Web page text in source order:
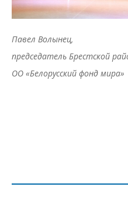
Павел Волынец,
председатель Брестской
ОО «Белорусский фонд мира»